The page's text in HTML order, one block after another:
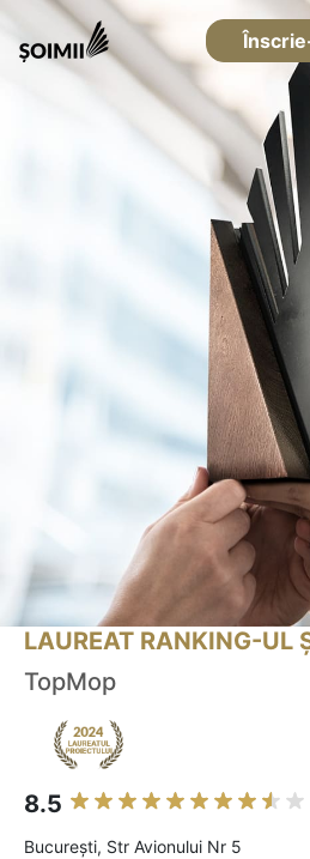
LAUREAT RANKING-UL
TopMop
8.5
Bucureşti, Str Avionului Nr 5